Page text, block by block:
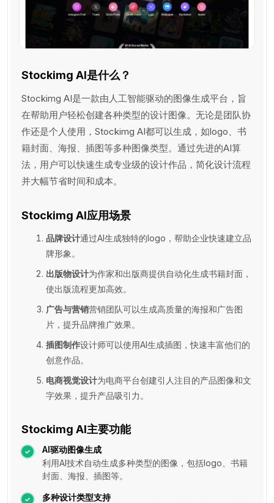
Stockimg AI是什么？
Stockimg AI是一款由人工智能驱动的图像生成平台，旨
在帮助用户轻松创建各种类型的设计图像。无论是团队协
作还是个人使用，Stockimg AI都可以生成，如logo、书
籍封面、海报、插图等多种图像类型。通过先进的AI算
法，用户可以快速生成专业级的设计作品，简化设计流程
并大幅节省时间和成本。
Stockimg AI应用场景
品牌设计通过AI生成独特的logo，帮助企业快速建立品
牌形象。
出版物设计为作家和出版商提供自动化生成书籍封面，
使出版流程更加高效。
广告与营销营销团队可以生成高质量的海报和广告图
片，提升品牌推广效果。
插图制作设计师可以使用AI生成插图，快速丰富他们的
创意作品。
电商视觉设计为电商平台创建引人注目的产品图像和文
字效果，提升产品吸引力。
Stockimg AI主要功能
AI驱动图像生成
利用AI技术自动生成多种类型的图像，包括logo、书籍
封面、海报、插图等。
多种设计类型支持